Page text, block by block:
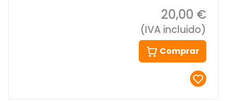
20,00 €
(IVA incluido)
Comprar